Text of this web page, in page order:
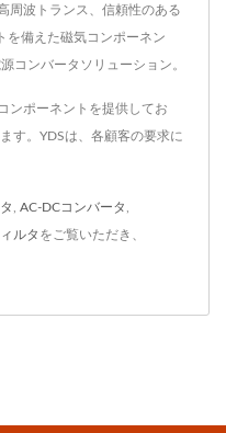
周波トランス、信頼性のある
を備えた磁気コンポーネン
コンバータソリューション。
ンポーネントを提供してお
す。YDSは、各顧客の要求に
AC-DCコンバータ
ィルタ をご覧いただき、